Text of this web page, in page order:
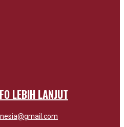
LEBIH LANJUT